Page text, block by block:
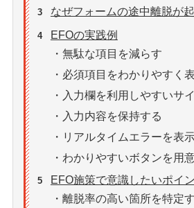
3 なぜフォームの途中離脱が
4
EFOの実践例
・無駄な項目を減らす
・必須項目をわかりやすく
・入力欄を利用しやすいサ
・入力内容を保持する
・リアルタイムエラーを表
・わかりやすいボタンを用
5
EFO施策で意識したいポイ
・離脱率の高い箇所を特定